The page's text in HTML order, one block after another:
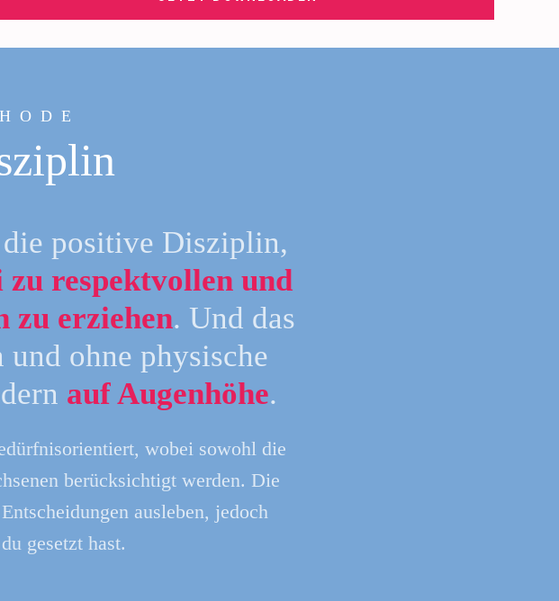
positive Disziplin,
respektvollen und
zu erziehen. Und das
und ohne physische
auf Augenhöhe.
, wobei sowohl die
berücksichtigt werden. Die
ausleben, jedoch
gesetzt hast.